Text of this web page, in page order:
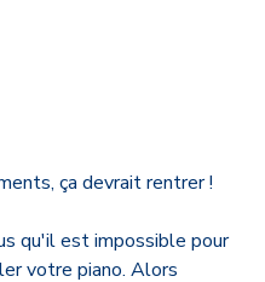
ça devrait rentrer !
qu'il est impossible pour
votre piano. Alors